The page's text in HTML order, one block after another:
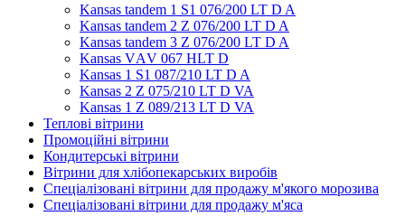
Kansas tandem 1 S1 076/200 LT D A
Kansas tandem 2 Z 076/200 LT D A
Kansas tandem 3 Z 076/200 LT D A
Kansas VАV 067 HLT D
Kansas 1 S1 087/210 LT D A
Kansas 2 Z 075/210 LT D VA
Kansas 1 Z 089/213 LT D VA
Теплові вітрини
Промоційні вітрини
Кондитерські вітрини
Вітрини для хлібопекарських виробів
Спеціалізовані вітрини для продажу м'якого морозива
Спеціалізовані вітрини для продажу м'яса